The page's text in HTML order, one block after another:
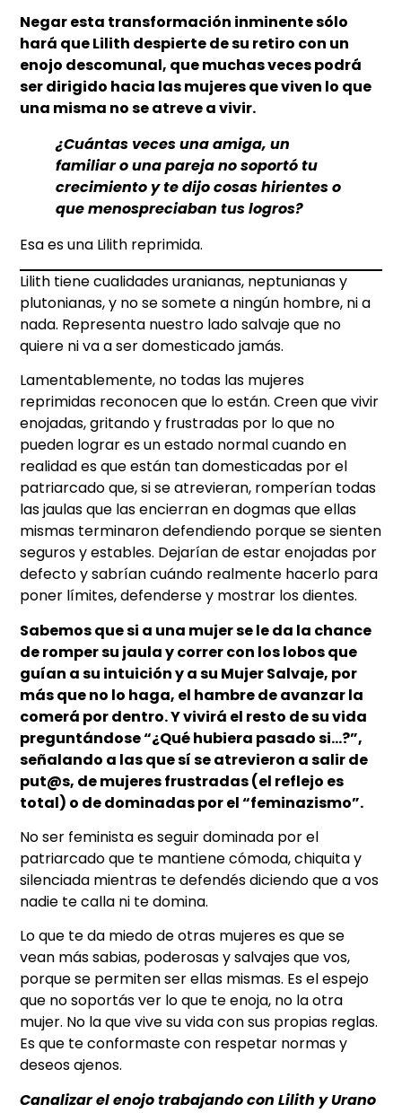
Negar esta transformación inminente sólo
hará que Lilith despierte de su retiro con un
enojo descomunal, que muchas veces podrá
ser dirigido hacia las mujeres que viven lo que
una misma no se atreve a vivir.
¿Cuántas veces una amiga, un
familiar o una pareja no soportó tu
crecimiento y te dijo cosas hirientes o
que menospreciaban tus logros?
Esa es una Lilith reprimida.
Lilith tiene cualidades uranianas, neptunianas y
plutonianas, y no se somete a ningún hombre, ni a
nada. Representa nuestro lado salvaje que no
quiere ni va a ser domesticado jamás.
Lamentablemente, no todas las mujeres
reprimidas reconocen que lo están. Creen que vivir
enojadas, gritando y frustradas por lo que no
pueden lograr es un estado normal cuando en
realidad es que están tan domesticadas por el
patriarcado que, si se atrevieran, romperían todas
las jaulas que las encierran en dogmas que ellas
mismas terminaron defendiendo porque se sienten
seguros y estables. Dejarían de estar enojadas por
defecto y sabrían cuándo realmente hacerlo para
poner límites, defenderse y mostrar los dientes.
Sabemos que si a una mujer se le da la chance
de romper su jaula y correr con los lobos que
guían a su intuición y a su Mujer Salvaje, por
más que no lo haga, el hambre de avanzar la
comerá por dentro. Y vivirá el resto de su vida
preguntándose “¿Qué hubiera pasado si…?”,
señalando a las que sí se atrevieron a salir de
put@s, de mujeres frustradas (el reflejo es
total) o de dominadas por el “feminazismo”.
No ser feminista es seguir dominada por el
patriarcado que te mantiene cómoda, chiquita y
silenciada mientras te defendés diciendo que a vos
nadie te calla ni te domina.
Lo que te da miedo de otras mujeres es que se
vean más sabias, poderosas y salvajes que vos,
porque se permiten ser ellas mismas. Es el espejo
que no soportás ver lo que te enoja, no la otra
mujer. No la que vive su vida con sus propias reglas.
Es que te conformaste con respetar normas y
deseos ajenos.
Canalizar el enojo trabajando con Lilith y Urano